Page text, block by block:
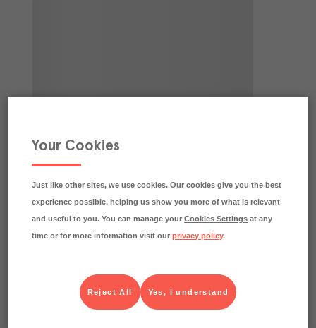
Your Cookies
Just like other sites, we use cookies. Our cookies give you the best
experience possible, helping us show you more of what is relevant
and useful to you. You can manage yourCookies Settings at any
time or for more information visit ourprivacy policy.
Yes, I understand
Reject All